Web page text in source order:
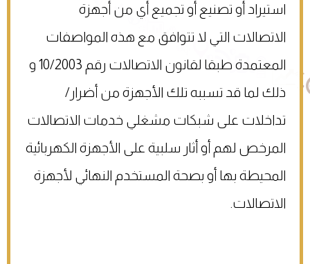
استيراد أو تصنيع أو تجميع أي من أجهزة
الاتصالات التي لا تتوافق مع هذه المواصفات
المعتمدة طبقا لقانون الاتصالات رقم 10/2003 و
ذلك لما قد تسببه تلك الأجهزة من أضرار/
تداخلات على شبكات مشغلي خدمات الاتصالات
المرخص لهم أو أثار سلبية على الأجهزة الكهربائية
المحيطة بها أو بصحة المستخدم النهائي لأجهزة
الاتصالات. ​